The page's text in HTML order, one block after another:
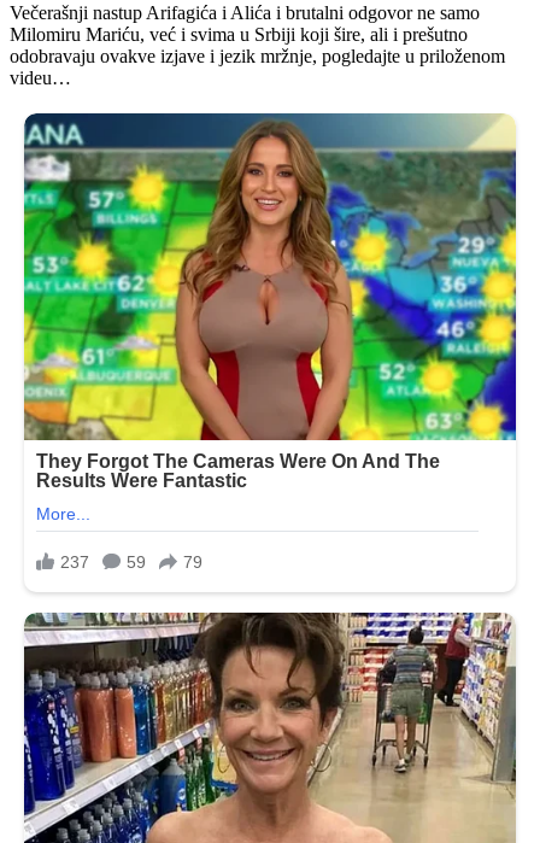
Večerašnji nastup Arifagića i Alića i brutalni odgovor ne samo
Milomiru Mariću, već i svima u Srbiji koji šire, ali i prešutno
odobravaju ovakve izjave i jezik mržnje, pogledajte u priloženom
videu…